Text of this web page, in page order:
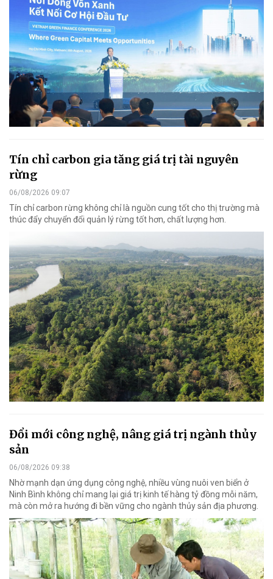
Tín chỉ carbon gia tăng giá trị tài nguyên
rừng
06/08/2026 09:07
Tín chỉ carbon rừng không chỉ là nguồn cung tốt cho thị trường mà
thúc đẩy chuyển đổi quản lý rừng tốt hơn, chất lượng hơn.
Đổi mới công nghệ, nâng giá trị ngành thủy
sản
06/08/2026 09:38
Nhờ mạnh dạn ứng dụng công nghệ, nhiều vùng nuôi ven biển ở
Ninh Bình không chỉ mang lại giá trị kinh tế hàng tỷ đồng mỗi năm,
mà còn mở ra hướng đi bền vững cho ngành thủy sản địa phương.